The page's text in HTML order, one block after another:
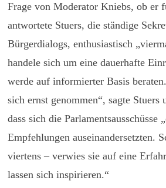
Frage von Moderator Kniebs, ob er
antwortete Stuers, die ständige
Bürgerdialogs, enthusiastisch
handele sich um eine dauerhafte
werde auf informierter Basis
sich ernst genommen“, sagte Stuers
dass sich die Parlamentsausschüsse
Empfehlungen auseinandersetzten.
viertens – verwies sie auf eine
lassen sich inspirieren.“